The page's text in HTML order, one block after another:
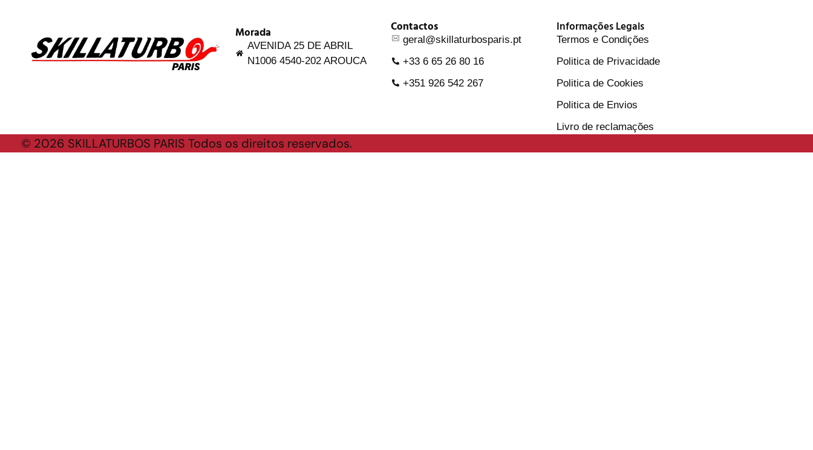
Morada
AVENIDA 25 DE ABRIL
N1006 4540-202 AROUCA
Contactos
geral@skillaturbosparis.pt
+33 6 65 26 80 16
+351 926 542 267
Informações Legais
Termos e Condições
Politica de Privacidade
Politica de Cookies
Politica de Envios
Livro de reclamações
© 2026 SKILLATURBOS PARIS Todos os direitos reservados.